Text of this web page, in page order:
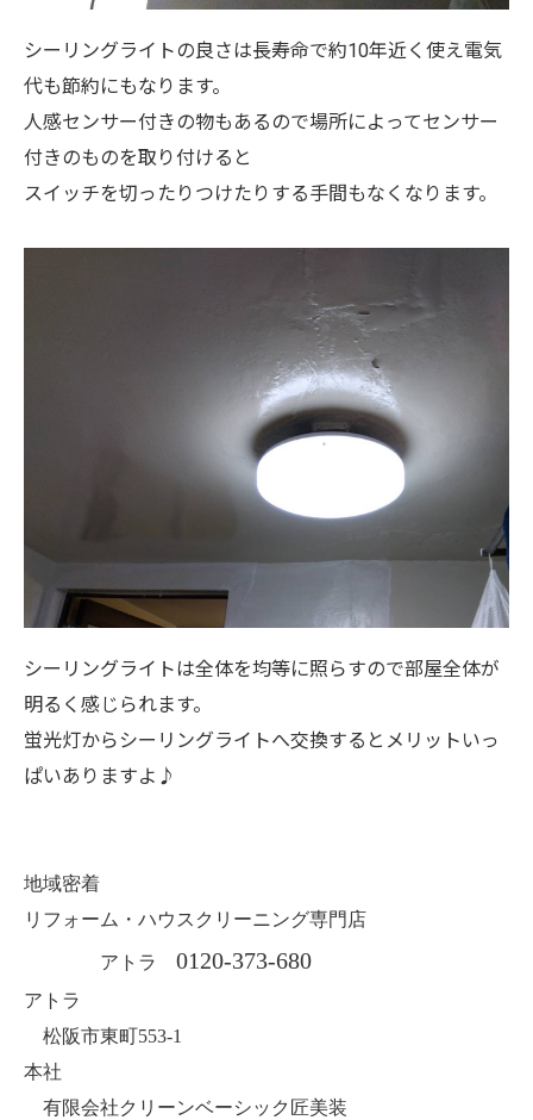
シーリングライトの良さは長寿命で約10年近く使え電気
代も節約にもなります。
人感センサー付きの物もあるので場所によってセンサー
付きのものを取り付けると
スイッチを切ったりつけたりする手間もなくなります。
シーリングライトは全体を均等に照らすので部屋全体が
明るく感じられます。
蛍光灯からシーリングライトへ交換するとメリットいっ
ぱいありますよ♪
地域密着
リフォーム・ハウスクリーニング専門店
アトラ 0120-373-680
アトラ
松阪市東町553-1
本社
有限会社クリーンベーシック匠美装